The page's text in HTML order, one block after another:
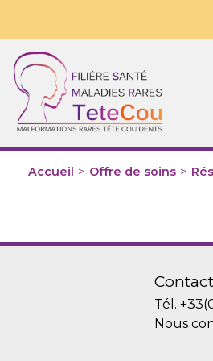
Accueil > Offre de soins >
Contact
Tél.
Nous